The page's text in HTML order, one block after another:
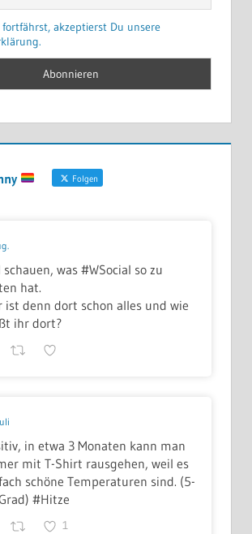
akzeptierst Du unsere
Folgen
schauen, was #WSocial so zu
hat.
ist denn dort schon alles und wie
ihr dort?
in etwa 3 Monaten kann man
mit T-Shirt rausgehen, weil es
schöne Temperaturen sind. (5-
#Hitze
1